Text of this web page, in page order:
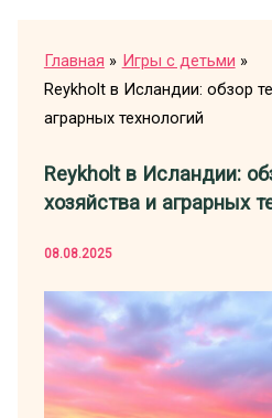
Главная
Игры с детьми
Reykholt в Исландии: обзор
аграрных технологий
Reykholt в Исландии:
хозяйства и аграрных
08.08.2025